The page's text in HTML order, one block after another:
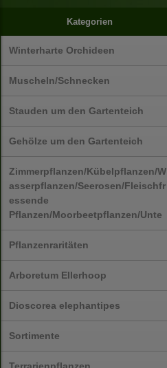
Kategorien
Winterharte Orchideen
Muscheln/Schnecken
Stauden um den Gartenteich
Gehölze um den Gartenteich
Zimmerpflanzen/Kübelpflanzen/W
asserpflanzen/Seerosen/Fleischfr
essende
Pflanzen/Moorbeetpflanzen/Unte
Pflanzenraritäten
Arboretum Ellerhoop
Dioscorea elephantipes
Sortimente